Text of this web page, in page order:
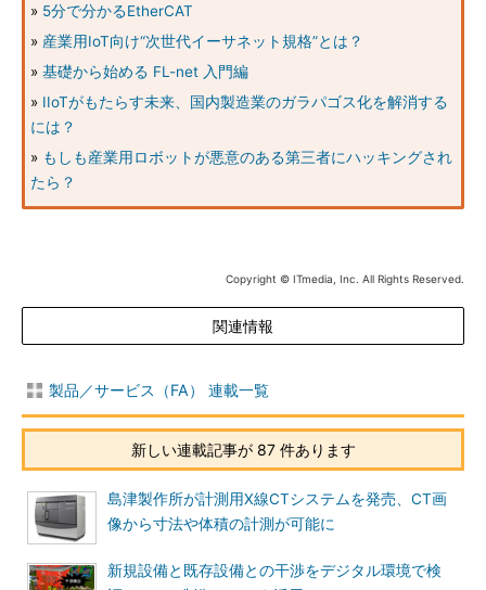
» 5分で分かるEtherCAT
» 産業用IoT向け“次世代イーサネット規格”とは？
» 基礎から始める FL-net 入門編
» IIoTがもたらす未来、国内製造業のガラパゴス化を解消する
には？
» もしも産業用ロボットが悪意のある第三者にハッキングされ
たら？
Copyright © ITmedia, Inc. All Rights Reserved.
関連情報
製品／サービス（FA） 連載一覧
新しい連載記事が 87 件あります
島津製作所が計測用X線CTシステムを発売、CT画
像から寸法や体積の計測が可能に
新規設備と既存設備との干渉をデジタル環境で検